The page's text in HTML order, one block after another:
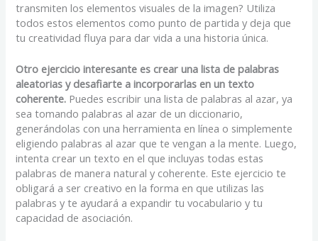
transmiten los elementos visuales de la imagen? Utiliza
todos estos elementos como punto de partida y deja que
tu creatividad fluya para dar vida a una historia única.
Otro ejercicio interesante es crear una lista de palabras
aleatorias y desafiarte a incorporarlas en un texto
coherente. Puedes escribir una lista de palabras al azar, ya
sea tomando palabras al azar de un diccionario,
generándolas con una herramienta en línea o simplemente
eligiendo palabras al azar que te vengan a la mente. Luego,
intenta crear un texto en el que incluyas todas estas
palabras de manera natural y coherente. Este ejercicio te
obligará a ser creativo en la forma en que utilizas las
palabras y te ayudará a expandir tu vocabulario y tu
capacidad de asociación.